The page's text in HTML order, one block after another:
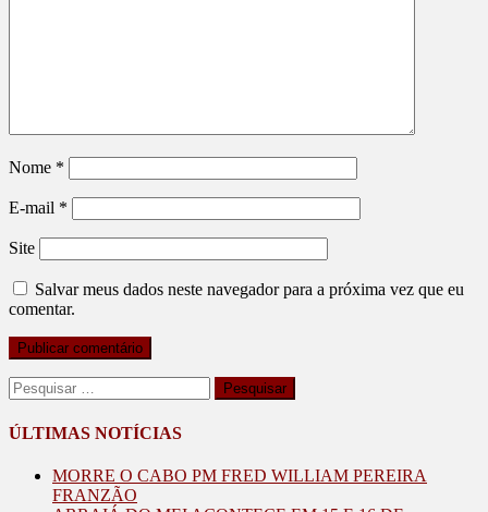
Nome *
E-mail *
Site
Salvar meus dados neste navegador para a próxima vez que eu
comentar.
Pesquisar
por:
ÚLTIMAS NOTÍCIAS
MORRE O CABO PM FRED WILLIAM PEREIRA
FRANZÃO